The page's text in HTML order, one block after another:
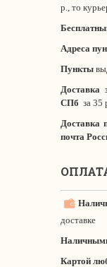
р., то
Адреса
Пункты
СПб за 35
Доставка
почта
доставке
Картой